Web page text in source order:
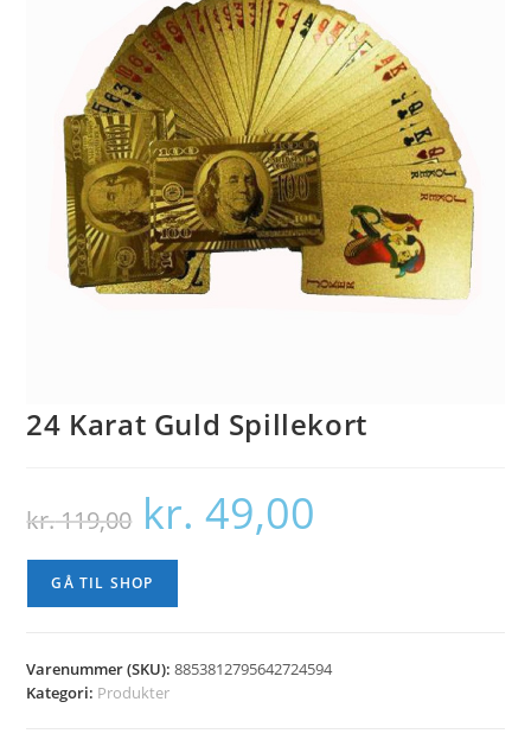
24 Karat Guld Spillekort
kr.119,00
Den
oprindelige
pris
kr. 119,00.
kr. 49,00
GÅ TIL SHOP
Varenummer (SKU):8853812795642724594
Kategori: Produkter